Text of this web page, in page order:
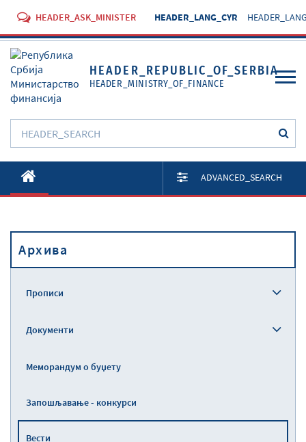
HEADER_ASK_MINISTER HEADER_LANG_CYR
HEADER_REPUBLIC_OF_SERBIA
HEADER_MINISTRY_OF_FINANCE
O Министарству
Активности
Прописи
ADVANCED_SEARCH
Архива
Прописи
Документи
Меморандум о буџету
Запошљавање - конкурси
Вести